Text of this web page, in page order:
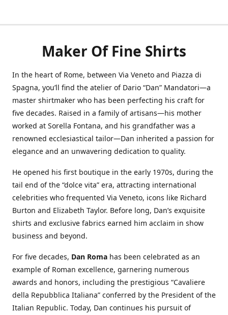
Maker Of Fine Shirts
In the heart of Rome, between Via Veneto and Piazza di
Spagna, you’ll find the atelier of Dario “Dan” Mandatori—a
master shirtmaker who has been perfecting his craft for
five decades. Raised in a family of artisans—his mother
worked at Sorella Fontana, and his grandfather was a
renowned ecclesiastical tailor—Dan inherited a passion for
elegance and an unwavering dedication to quality.
He opened his first boutique in the early 1970s, during the
tail end of the “dolce vita” era, attracting international
celebrities who frequented Via Veneto, icons like Richard
Burton and Elizabeth Taylor. Before long, Dan’s exquisite
shirts and exclusive fabrics earned him acclaim in show
business and beyond.
For five decades, Dan Roma has been celebrated as an
example of Roman excellence, garnering numerous
awards and honors, including the prestigious “Cavaliere
della Repubblica Italiana” conferred by the President of the
Italian Republic. Today, Dan continues his pursuit of